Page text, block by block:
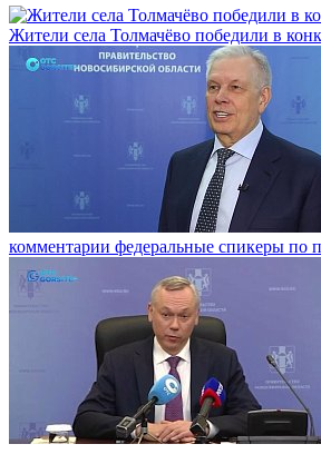
Жители села Толмачёво победили в
комментарии федеральные спикеры по